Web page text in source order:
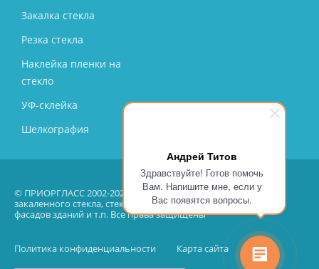
Андрей Титов
Здравствуйте! Готов помочь
Вам. Напишите мне, если у
Вас появятся вопросы.
Закалка стекла
Резка стекла
Наклейка пленки на
стекло
УФ-склейка
Шелкография
© ПРИОРГЛАСС 2002-2026 – производство, продажа, монтаж
закаленного стекла, стеклянных перегородок, остекление
фасадов зданий и т.п. Все права защищены
Политика конфиденциальности Карта сайта